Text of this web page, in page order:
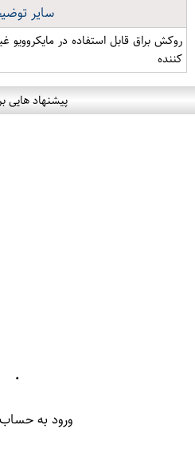
سایر
روکش براق قابل استفاده در
کننده
پیشنهاد هایی
۰
ورود به